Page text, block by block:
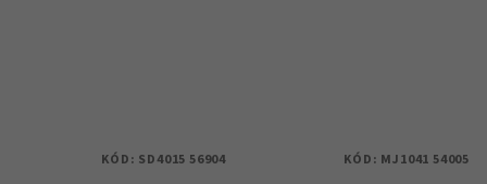
KÓD: SD4015 56904 KÓD: MJ1041 54005